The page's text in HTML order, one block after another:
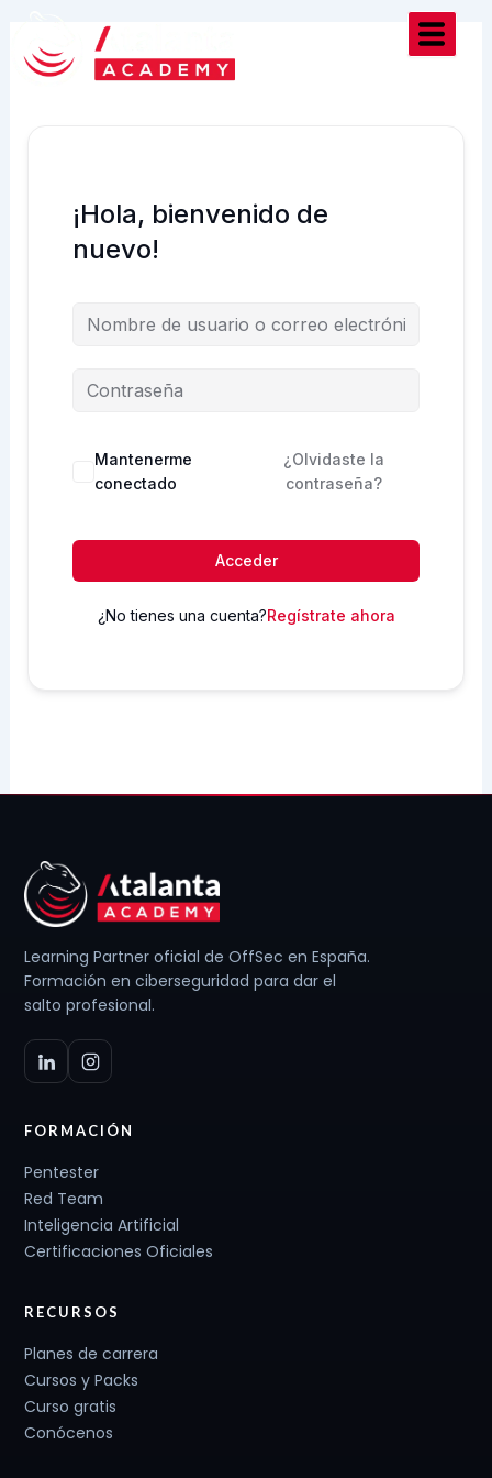
contenido
¡Hola, bienvenido de
nuevo!
Mantenerme
conectado
¿Olvidaste la
contraseña?
Acceder
¿No tienes una cuenta?Regístrate ahora
Learning Partner oficial de OffSec en España.
Formación en ciberseguridad para dar el
salto profesional.
FORMACIÓN
Pentester
Red Team
Inteligencia Artificial
Certificaciones Oficiales
RECURSOS
Planes de carrera
Cursos y Packs
Curso gratis
Conócenos